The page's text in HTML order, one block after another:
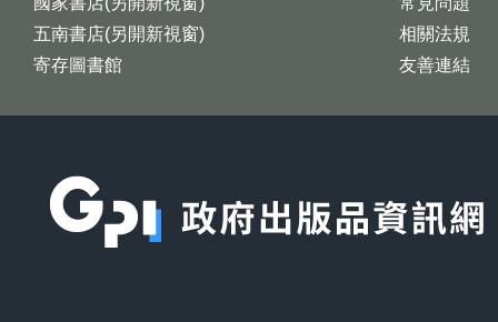
五南書店(另開新視窗)
寄存圖書館
相關法規
友善連結